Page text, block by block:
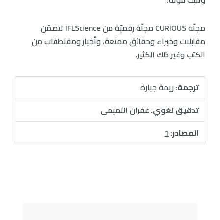
مجلّة CURIOUS مجلّة رقميّة من IFLScience تتضمّن
مقابلات وخبراء وحقائق ممتعة، وأخبار ومقتطفات من
الكتب وغير ذلك الكثير.
ترجمة:ريمة جبارة
تدقيق لغوي:غفران التميمي
المصادر:1